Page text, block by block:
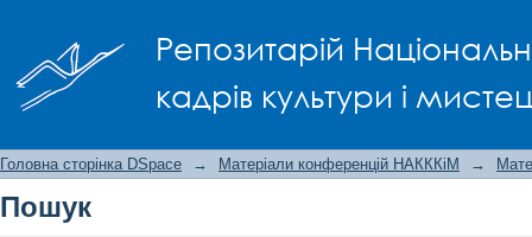
Репозитарій
кадрів культури і
Головна сторінка DSpace → Матеріали конференцій НАКККіМ →
Пошук